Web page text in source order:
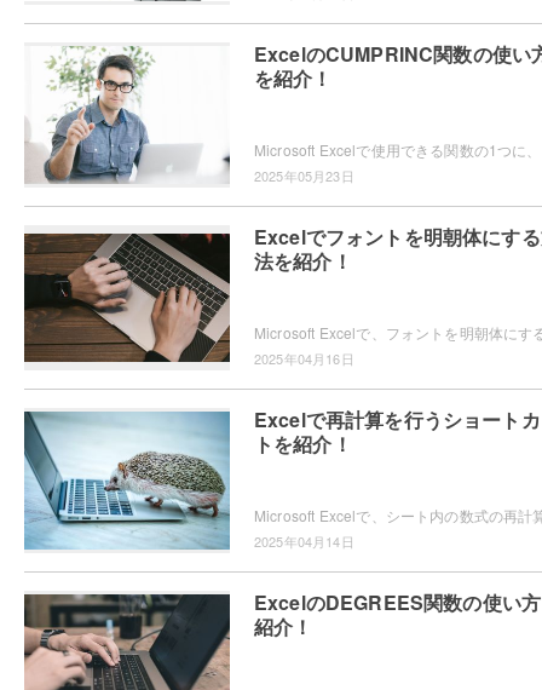
ExcelのCUMPRINC関数の使い
を紹介！
2025年05月23日
Excelでフォントを明朝体にす
法を紹介！
2025年04月16日
Excelで再計算を行うショート
トを紹介！
2025年04月14日
ExcelのDEGREES関数の使い
紹介！